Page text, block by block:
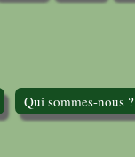
Qui sommes-nous ?